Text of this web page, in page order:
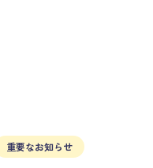
重要なお知らせ